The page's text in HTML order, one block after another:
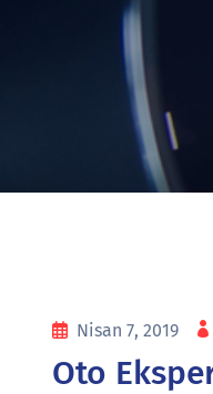
Nisan 7, 2019
Oto